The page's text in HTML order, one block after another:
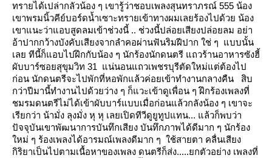
ทรายได้เปล่ากลัวน้อง ๆ เขารู้ว่าชอบเพลงสุนทราภรณ์ 555 น้อง
เขาพรมนิ้วคีย์บอร์ดน้ำเซาะทรายเข้าทางผมเลยร้องไปด้วย น้อง
เขาแนะว่าแอบสูดลมเข้าช่วงนี้ .. ช่วงนี้ปล่อยเสียงปล่อยลม อย่า
อ้าปากกว้างบังคับเสียงจากลำคอผ่านฟันริมฝีปาก ใช่ ๆ แบบนั้น
เล ทีนี้ก็แอบไปฝึกกับน้อง ๆ นักร้องนักดนตรี แถวร้านอาหารซังฮี้
ผับบาร์ซอยสุขุมวิท 31 แน่นอนแถวเพชรบุรีตัดใหม่แต่ต้องไป
ก่อน นักดนตรีจะไปพักที่หอพักแล้วค่อยเข้าทำงานกลางคืน
สิบ
กว่าปีมานี้ทำงานไปด้วยว่าง ๆ ก็แวะเข้าดูเพื่อน ๆ ฝึกร้องเพลงที่
ชมรมดนตรีไม่ได้เข้าผับบาร์แบบเมื่อก่อนแล้วกลังน้อง ๆ เขาจะ
เรียกว่า น้ามั่ง ลุงมั่ง หุ หุ เลยเปิดทีวีดูยูทูปแทน... แล้วก็พบว่า
ปัจจุบันเขาพัฒนาการบันทึกเสียง บันทึกภาพได้ดีมาก ๆ นักร้อง
หม่ ๆ ร้องเพลงได้อารมณ์เพลงดีมาก ๆ ใช้สายตา คลื่นเสียง
กิริยาเป็นไปตามเนื้อหาของเพลง ดนตรีก็ส่ง.....ยกตัวอย่าง เพลงที่